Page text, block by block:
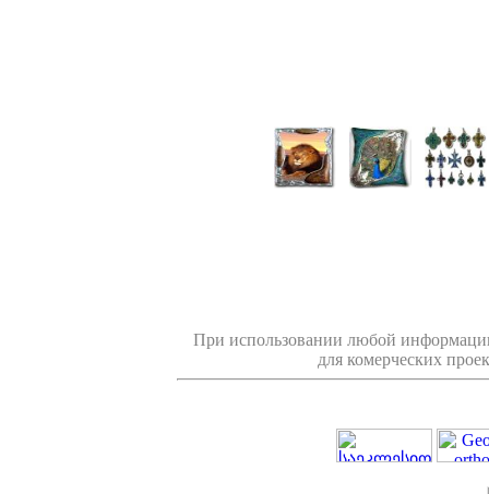
При использовании любой
для комерческих